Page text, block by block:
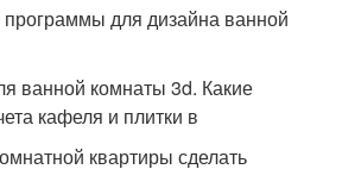
для дизайна ванной
ванной комнаты 3d. Какие
кафеля и плитки в